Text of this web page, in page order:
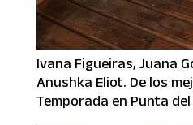
Ivana Figueiras, Juana
Anushka Eliot. De los
Temporada en Punta del